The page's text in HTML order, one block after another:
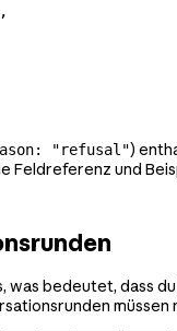
,
"refusal")
Feldreferenz und
was bedeutet, dass